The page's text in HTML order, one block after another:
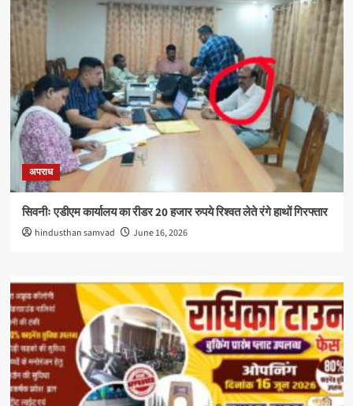
अपराध
सिवनीः एडीएम कार्यालय का रीडर 20 हजार रुपये रिश्वत लेते रंगे हाथों गिरफ्तार
hindusthan samvad June 16, 2026